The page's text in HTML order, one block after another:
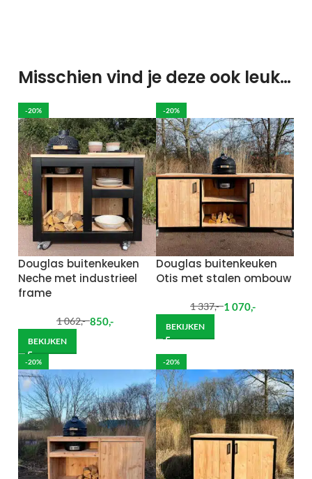
Misschien vind je deze ook leuk…
-20%
Douglas buitenkeuken
Neche met industrieel
frame
1 062,- 850,-
BEKIJKEN
-20%
Douglas buitenkeuken
Otis met stalen ombouw
1 337,- 1 070,-
BEKIJKEN
-20% -20%